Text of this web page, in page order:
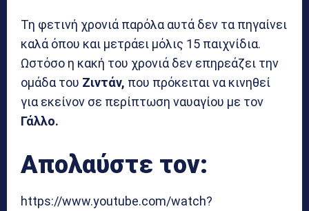
Τη φετινή χρονιά παρόλα αυτά δεν τα πηγαίνει
καλά όπου και μετράει μόλις 15 παιχνίδια.
Ωστόσο η κακή του χρονιά δεν επηρεάζει την
ομάδα του Ζιντάν, που πρόκειται να κινηθεί
για εκείνον σε περίπτωση ναυαγίου με τον
Γάλλο.
Απολαύστε τον:
https://www.youtube.com/watch?